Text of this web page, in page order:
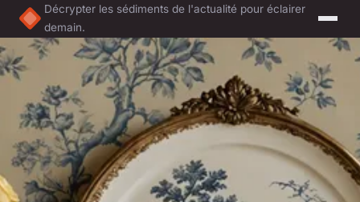
Décrypter les sédiments de l'actualité pour éclairer
demain.